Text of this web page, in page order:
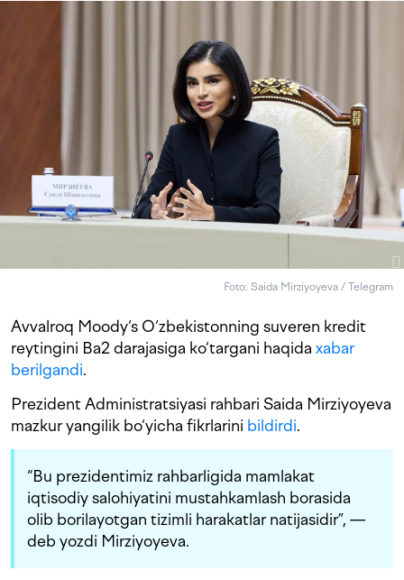
Foto: Saida Mirziyoyeva / Telegram
Avvalroq Moody‘s O‘zbekistonning suveren kredit
reytingini Ba2 darajasiga ko‘targani haqida xabar
berilgandi.
Prezident Administratsiyasi rahbari Saida Mirziyoyeva
mazkur yangilik bo‘yicha fikrlarini bildirdi.
“Bu prezidentimiz rahbarligida mamlakat
iqtisodiy salohiyatini mustahkamlash borasida
olib borilayotgan tizimli harakatlar natijasidir”, —
deb yozdi Mirziyoyeva.